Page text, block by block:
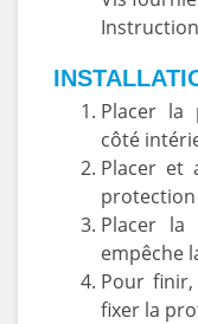
Placer la
côté
Placer et
protection
Placer
empêche
Pour
fixer la